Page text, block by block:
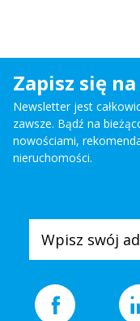
Zapisz się
Newsletter jest
zawsze. Bądź na
nowościami,
nieruchomości.